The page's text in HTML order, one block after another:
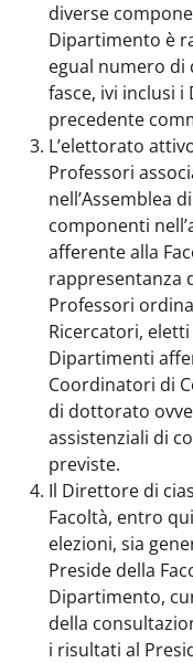
diverse
Dipartimento è
egual numero di
fasce, ivi inclusi
precedente
L’elettorato
Professori
nell’Assemblea
componenti
afferente alla
rappresentanza
Professori
Ricercatori,
Dipartimenti
Coordinatori di
di dottorato
assistenziali di
previste.
Il Direttore di
Facoltà, entro
elezioni, sia
Preside della
Dipartimento,
della
i risultati al